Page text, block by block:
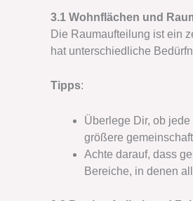
3.1 Wohnflächen und
Die Raumaufteilung ist ein
hat unterschiedliche
Tipps:
Überlege Dir, ob
größere
Achte darauf, dass
Bereiche, in denen